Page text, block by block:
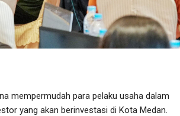
mempermudah para pelaku usaha dalam
yang akan berinvestasi di Kota Medan.